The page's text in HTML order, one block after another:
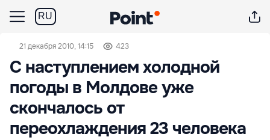
RU
21 декабря 2010, 14:15 423
С наступлением холодной
погоды в Молдове уже
скончалось от
переохлаждения 23 человека